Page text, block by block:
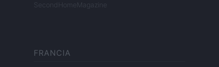
SecondHomeMagazine
FRANCIA